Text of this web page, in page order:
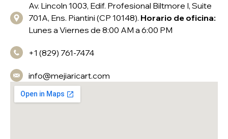
Av. Lincoln 1003, Edif. Profesional Biltmore I, Suite
701A, Ens. Piantini (CP 10148). Horario de oficina:
Lunes a Viernes de 8:00 AM a 6:00 PM
+1 (829) 761-7474
info@mejiaricart.com